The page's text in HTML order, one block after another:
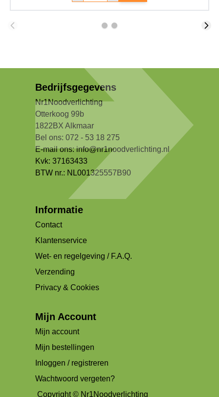
Bedrijfsgegevens
Nr1Noodverlichting
Otterkoog 99b
1822BX Alkmaar
Bel ons: 072 - 53 18 275
E-mail ons:info@nr1noodverlichting.nl
Kvk: 37163433
BTW nr.: NL001325557B90
Informatie
Contact
Klantenservice
Wet- en regelgeving / F.A.Q.
Verzending
Privacy & Cookies
Mijn Account
Mijn account
Mijn bestellingen
Inloggen / registreren
Wachtwoord vergeten?
Copyright © Nr1Noodverlichting